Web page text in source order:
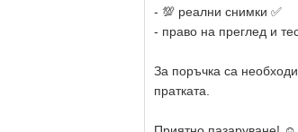
- 💯 реални снимки ✅
- право на преглед и
За поръчка са
пратката.